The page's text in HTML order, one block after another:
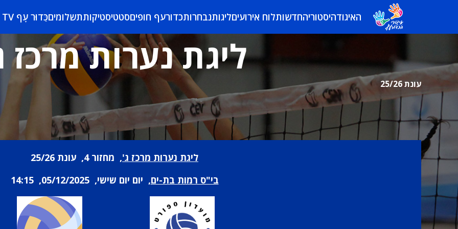
האיגודהיסטוריהחדשותלוח אירועיםליגותנבחרותכדורעף חופיםסטטיסטיקותתשלומיםכַּדוּר עָף TV
ליגת נערות מרכז
עונת 25/26
ליגת נערות מרכז ג', מחזור 4, עונת 25/26
בי"ס רמות בת-ים, יום יום שישי, 05/12/2025, 14:15